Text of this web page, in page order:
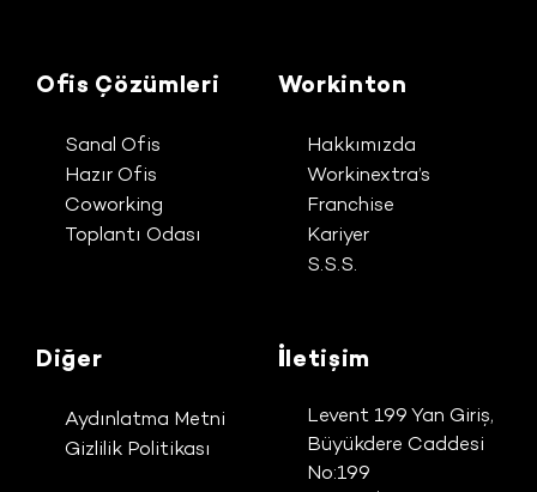
Ofis Çözümleri
Sanal Ofis
Hazır Ofis
Coworking
Toplantı Odası
Workinton
Hakkımızda
Workinextra’s
Franchise
Kariyer
S.S.S.
Diğer
Aydınlatma Metni
Gizlilik Politikası
İletişim
Levent 199 Yan Giriş,
Büyükdere Caddesi
No:199